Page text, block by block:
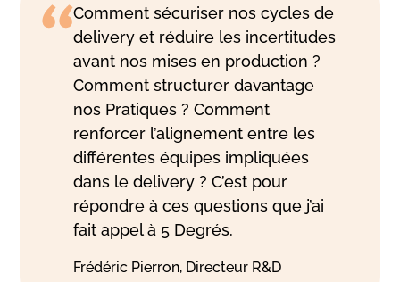
Comment sécuriser nos cycles de
delivery et réduire les incertitudes
avant nos mises en production ?
Comment structurer davantage
nos Pratiques ? Comment
renforcer l’alignement entre les
différentes équipes impliquées
dans le delivery ? C’est pour
répondre à ces questions que j’ai
fait appel à 5 Degrés.
Frédéric Pierron, Directeur R&D